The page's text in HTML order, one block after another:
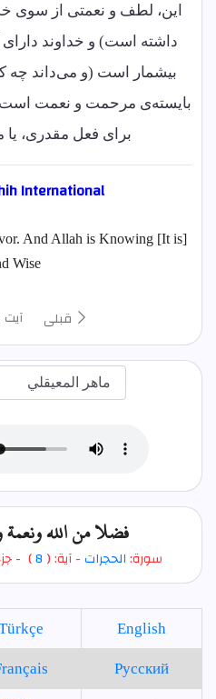
این، لطف و نعمتی از سوی
داشته است) و خداوند دارای
بیشمار است (و می‌داند چه
بایسته‌ی مرحمت و نعمت
برای فعل مقدری،
International
And Allah is Knowing
Wise.
قبلی آیت 8
فضلا من الله
سورة:الحجرات- آية: ( 8
)
-
English
Русский